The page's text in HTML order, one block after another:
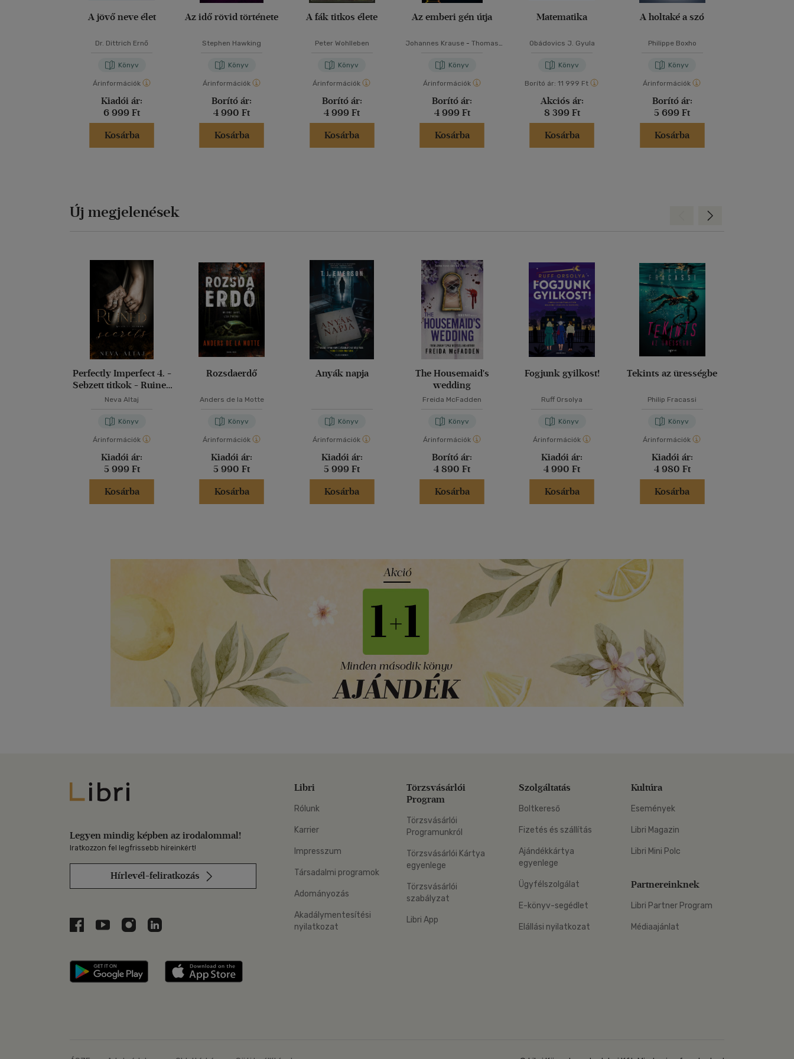
A jövő neve élet
Dr. Dittrich Ernő
Könyv
Árinformációk
Kiadói ár:
6 999 Ft
Kosárba
Az idő rövid története
Stephen Hawking
Könyv
Árinformációk
Borító ár:
4 990 Ft
Kosárba
A fák titkos élete
Peter Wohlleben
Könyv
Árinformációk
Borító ár:
4 999 Ft
Kosárba
Az emberi gén útja
Johannes Krause -Thomas
Könyv
Árinformációk
Borító ár:
4 999 Ft
Kosárba
Matematika
Obádovics J. Gyula
Könyv
Borító ár: 11 999 Ft
Akciós ár:
8 399 Ft
Kosárba
A holtaké a szó
Philippe Boxho
Könyv
Árinformációk
Borító ár:
5 699 Ft
Kosárba
Új megjelenések
Perfectly Imperfect 4. -
Sebzett titkok - Ruined
secrets
Neva Altaj
Könyv
Árinformációk
Kiadói ár:
5 999 Ft
Kosárba
Rozsdaerdő
Anders de la Motte
Könyv
Árinformációk
Kiadói ár:
5 990 Ft
Kosárba
Anyák napja
Könyv
Árinformációk
Kiadói ár:
5 999 Ft
Kosárba
The Housemaid's
wedding
Freida McFadden
Könyv
Árinformációk
Borító ár:
4 890 Ft
Kosárba
Fogjunk gyilkost!
Ruff Orsolya
Könyv
Árinformációk
Kiadói ár:
4 990 Ft
Kosárba
Tekints az ürességbe
Philip Fracassi
Könyv
Árinformációk
Kiadói ár:
4 980 Ft
Kosárba
Előre
Libri
Legyen mindig képben az irodalommal!
Iratkozzon fel legfrissebb híreinkért!
Hírlevél-feliratkozás
Libri a Facebookon
Libri a Youtube-on
Libri az Instagramon
Libri a LinkedInen
Libri applikáció Szerezd meg: Google Play
Libri
Rólunk
Karrier
Impresszum
Társadalmi programok
Adományozás
Akadálymentesítési
nyilatkozat
Törzsvásárlói
Program
Törzsvásárlói
Programunkról
Törzsvásárlói Kártya
egyenlege
Törzsvásárlói
szabályzat
Libri App
Szolgáltatás
Boltkereső
Fizetés és szállítás
Ajándékkártya
egyenlege
Ügyfélszolgálat
E-könyv-segédlet
Elállási nyilatkozat
Kultúra
Események
Libri Magazin
Libri Mini Polc
Partnereinknek
Libri Partner Program
Médiaajánlat